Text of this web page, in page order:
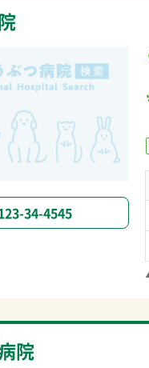
34-4545
院